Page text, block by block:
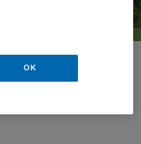
Sandra Höhne vom
Fania Burger vom
(v. l.).
OK